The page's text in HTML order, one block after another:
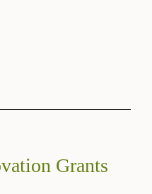
Grants